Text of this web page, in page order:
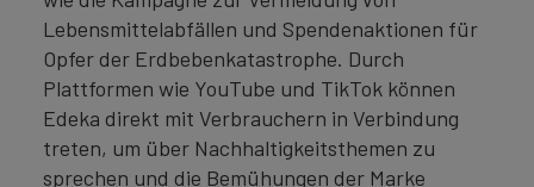
Lebensmittelabfällen und Spendenaktionen für
Opfer der Erdbebenkatastrophe. Durch
Plattformen wie YouTube und TikTok können
Edeka direkt mit Verbrauchern in Verbindung
treten, um über Nachhaltigkeitsthemen zu
sprechen und die Bemühungen der Marke